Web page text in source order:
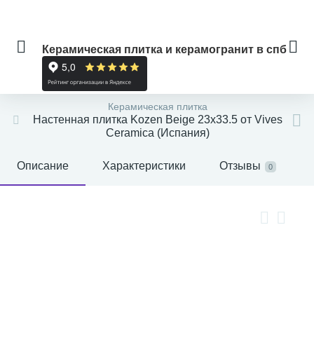
Керамическая плитка и керамогранит в спб
Керамическая плитка
Настенная плитка Kozen Beige 23x33.5 от Vives
Ceramica (Испания)
Описание Характеристики Отзывы 0